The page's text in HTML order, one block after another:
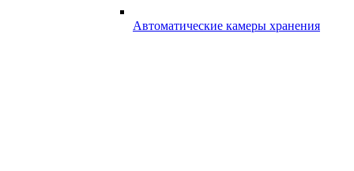
Автоматические камеры хранения